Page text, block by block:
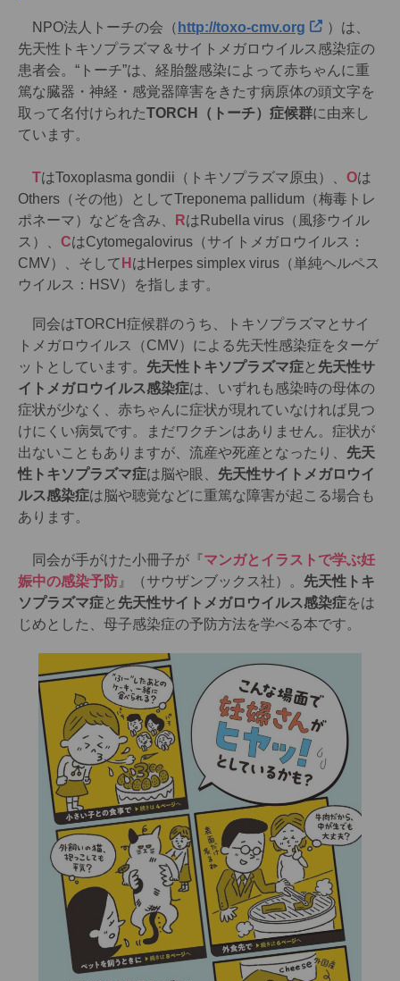
NPO法人トーチの会（ http://toxo-cmv.org
）は、
先天性トキソプラズマ＆サイトメガロウイルス感染症の
患者会。“トーチ”は、経胎盤感染によって赤ちゃんに重
篤な臓器・神経・感覚器障害をきたす病原体の頭文字を
取って名付けられたTORCH（トーチ）症候群に由来し
ています。
TはToxoplasma gondii（トキソプラズマ原虫）、 Oは
Others（その他）としてTreponema pallidum（梅毒トレ
ポネーマ）などを含み、
RはRubella virus（風疹ウイル
ス）、 CはCytomegalovirus（サイトメガロウイルス：
CMV）、そして H はHerpes simplex virus（単純ヘルペス
ウイルス：HSV）を指します。
同会はTORCH症候群のうち、トキソプラズマとサイ
トメガロウイルス（CMV）による先天性感染症をターゲ
ットとしています。 先天性トキソプラズマ症と 先天性サ
イトメガロウイルス感染症は、いずれも感染時の母体の
症状が少なく、赤ちゃんに症状が現れていなければ見つ
けにくい病気です。まだワクチンはありません。症状が
出ないこともありますが、流産や死産となったり、 先天
性トキソプラズマ症は脳や眼、 先天性サイトメガロウイ
ルス感染症は脳や聴覚などに重篤な障害が起こる場合も
あります。
同会が手がけた小冊子が『マンガとイラストで学ぶ妊
娠中の感染予防 』（サウザンブックス社）。 先天性トキ
ソプラズマ症と 先天性サイトメガロウイルス感染症をは
じめとした、母子感染症の予防方法を学べる本です。